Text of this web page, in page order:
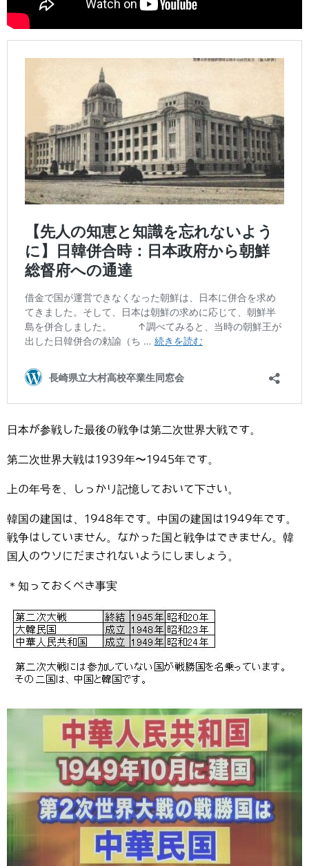
日本が参戦した最後の戦争は第二次世界大戦です。
第二次世界大戦は1939年〜1945年です。
上の年号を、しっかり記憶しておいて下さい。
韓国の建国は、1948年です。中国の建国は1949年です。
戦争はしていません。なかった国と戦争はできません。韓
国人のウソにだまされないようにしましょう。
＊知っておくべき事実